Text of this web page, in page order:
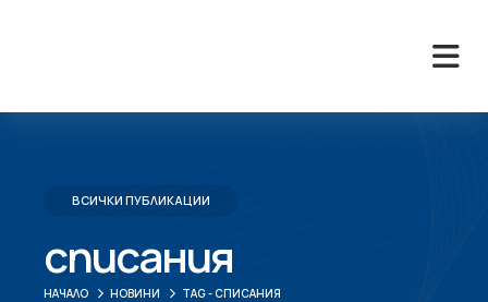
ВСИЧКИ ПУБЛИКАЦИИ
списания
НАЧАЛО НОВИНИ TAG -СПИСАНИЯ